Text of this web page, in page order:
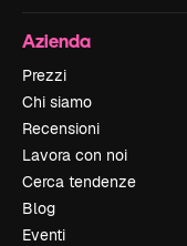
Azienda
Prezzi
Chi siamo
Recensioni
Lavora con noi
Cerca tendenze
Blog
Eventi